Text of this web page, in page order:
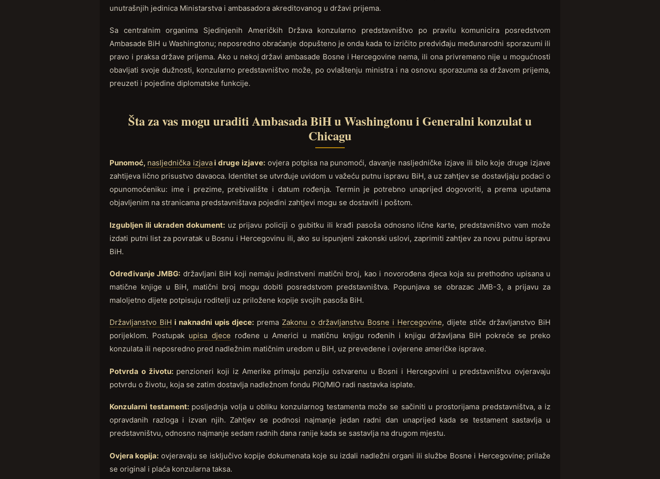
unutrašnjih jedinica Ministarstva i ambasadora akreditovanog u državi prijema.
Sa centralnim organima Sjedinjenih Američkih Država konzularno predstavništvo po pravilu komunicira posredstvom
Ambasade BiH u Washingtonu; neposredno obraćanje dopušteno je onda kada to izričito predviđaju međunarodni sporazumi ili
pravo i praksa države prijema. Ako u nekoj državi ambasade Bosne i Hercegovine nema, ili ona privremeno nije u mogućnosti
obavljati svoje dužnosti, konzularno predstavništvo može, po ovlaštenju ministra i na osnovu sporazuma sa državom prijema,
preuzeti i pojedine diplomatske funkcije.
Šta za vas mogu uraditi Ambasada BiH u Washingtonu i Generalni konzulat u
Chicagu
Punomoć, nasljednička izjavai druge izjave: ovjera potpisa na punomoći, davanje nasljedničke izjave ili bilo koje druge izjave
zahtijeva lično prisustvo davaoca. Identitet se utvrđuje uvidom u važeću putnu ispravu BiH, a uz zahtjev se dostavljaju podaci o
opunomoćeniku: ime i prezime, prebivalište i datum rođenja. Termin je potrebno unaprijed dogovoriti, a prema uputama
objavljenim na stranicama predstavništava pojedini zahtjevi mogu se dostaviti i poštom.
Izgubljen ili ukraden dokument:uz prijavu policiji o gubitku ili krađi pasoša odnosno lične karte, predstavništvo vam može
izdati putni list za povratak u Bosnu i Hercegovinu ili, ako su ispunjeni zakonski uslovi, zaprimiti zahtjev za novu putnu ispravu
BiH.
Određivanje JMBG: državljani BiH koji nemaju jedinstveni matični broj, kao i novorođena djeca koja su prethodno upisana u
matične knjige u BiH, matični broj mogu dobiti posredstvom predstavništva. Popunjava se obrazac JMB-3, a prijavu za
maloljetno dijete potpisuju roditelji uz priložene kopije svojih pasoša BiH.
Državljanstvo BiH i naknadni upis djece: prema Zakonu o državljanstvu Bosne i Hercegovine, dijete stiče državljanstvo BiH
porijeklom. Postupak upisa djece rođene u Americi u matičnu knjigu rođenih i knjigu državljana BiH pokreće se preko
konzulata ili neposredno pred nadležnim matičnim uredom u BiH, uz prevedene i ovjerene američke isprave.
Potvrda o životu:penzioneri koji iz Amerike primaju penziju ostvarenu u Bosni i Hercegovini u predstavništvu ovjeravaju
potvrdu o životu, koja se zatim dostavlja nadležnom fondu PIO/MIO radi nastavka isplate.
Konzularni testament:posljednja volja u obliku konzularnog testamenta može se sačiniti u prostorijama predstavništva, a iz
opravdanih razloga i izvan njih. Zahtjev se podnosi najmanje jedan radni dan unaprijed kada se testament sastavlja u
predstavništvu, odnosno najmanje sedam radnih dana ranije kada se sastavlja na drugom mjestu.
Ovjera kopija: ovjeravaju se isključivo kopije dokumenata koje su izdali nadležni organi ili službe Bosne i Hercegovine; prilaže
se original i plaća konzularna taksa.